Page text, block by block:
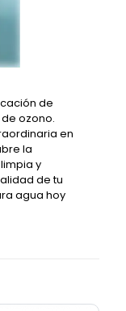
de
ozono.
en
la
y
de tu
agua hoy